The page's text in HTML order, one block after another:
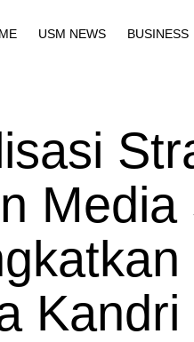
USM NEWS BUSINESS
Kandri